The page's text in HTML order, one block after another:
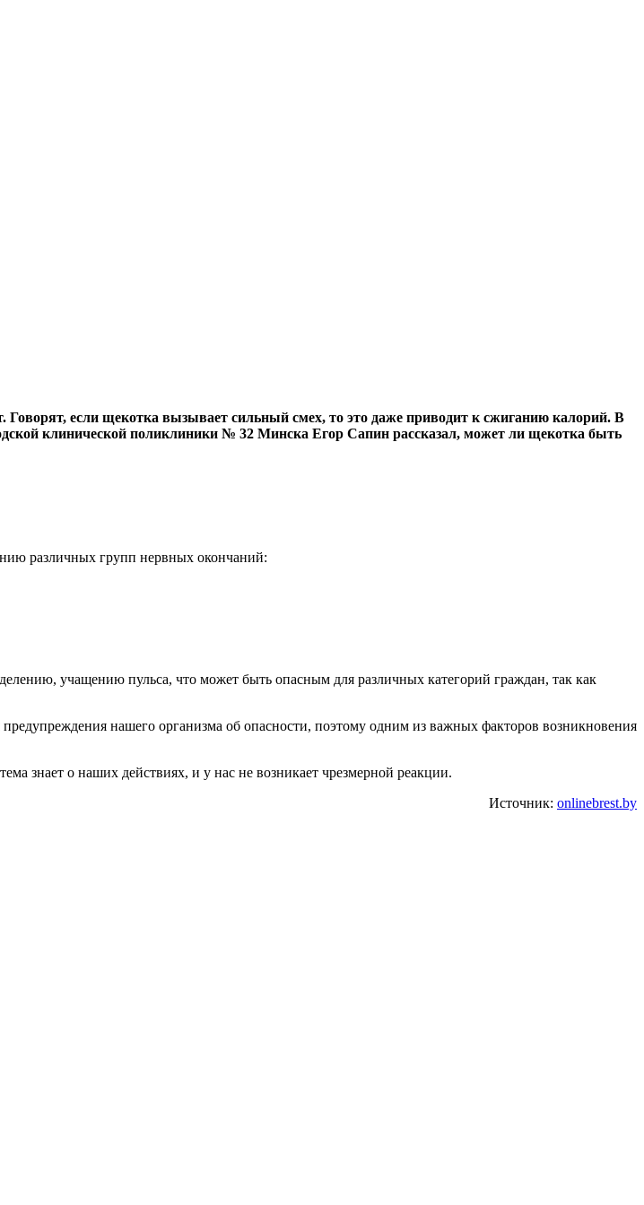
если щекотка вызывает сильный смех, то это даже приводит к сжиганию калорий. В
клинической поликлиники № 32 Минска Егор Сапин рассказал, может ли щекотка быть
различных групп нервных окончаний:
учащению пульса, что может быть опасным для различных категорий граждан, так как
нашего организма об опасности, поэтому одним из важных факторов возникновения
знает о наших действиях, и у нас не возникает чрезмерной реакции.
Источник: onlinebrest.by